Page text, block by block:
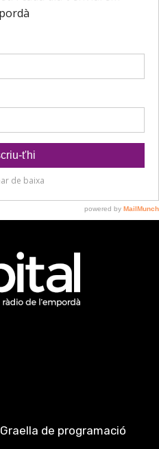
Graella de programació